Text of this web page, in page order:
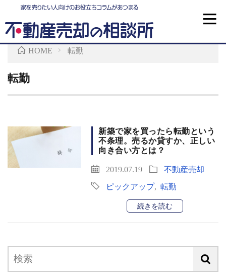
不動産査定
マンション売却
不動産売却と税金
HOME 転勤
転勤
新築で家を買ったら転勤という
不条理。売るか貸すか、正しい
向き合い方とは？
2019.07.19 不動産売却
ピックアップ,転勤
続きを読む